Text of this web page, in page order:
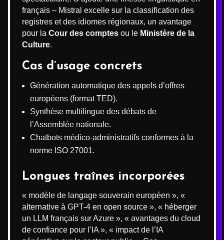
français – Mistral excelle sur la classification des
registres et des idiomes régionaux, un avantage
pour la Cour des comptes ou le Ministère de la
Culture.
Cas d’usage concrets
Génération automatique des appels d’offres
européens (format TED).
Synthèse multilingue des débats de
l’Assemblée nationale.
Chatbots médico-administratifs conformes à la
norme ISO 27001.
Longues traînes incorporées
« modèle de langage souverain européen », «
alternative à GPT-4 en open source », « héberger
un LLM français sur Azure », « avantages du cloud
de confiance pour l’IA », « impact de l’IA